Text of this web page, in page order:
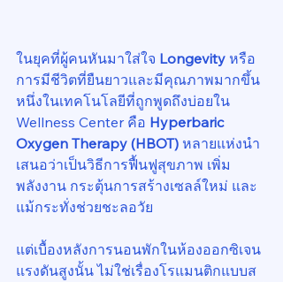
ในยุคที่ผู้คนหันมาใส่ใจ Longevity หรือ
การมีชีวิตที่ยืนยาวและมีคุณภาพมากขึ้น
หนึ่งในเทคโนโลยีที่ถูกพูดถึงบ่อยใน
Wellness Center คือ Hyperbaric
Oxygen Therapy (HBOT) หลายแห่งนำ
เสนอว่าเป็นวิธีการฟื้นฟูสุขภาพ เพิ่ม
พลังงาน กระตุ้นการสร้างเซลล์ใหม่ และ
แม้กระทั่งช่วยชะลอวัย
แต่เบื้องหลังการนอนพักในห้องออกซิเจน
แรงดันสูงนั้น ไม่ใช่เรื่องโรแมนติกแบบส